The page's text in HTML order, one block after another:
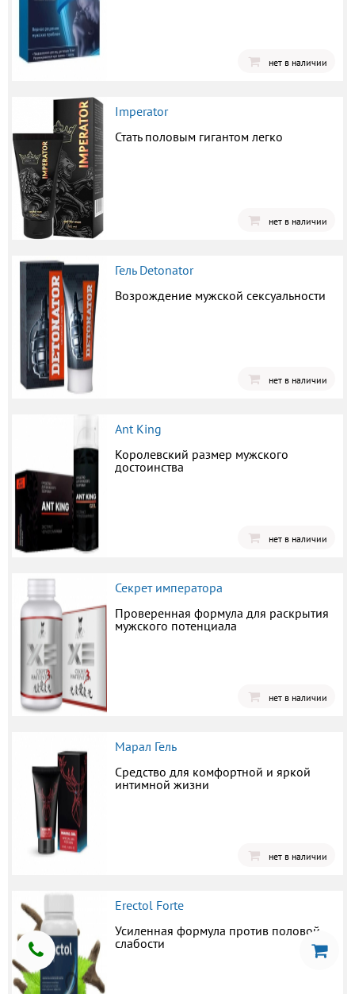
нет в наличии
Imperator
Стать половым гигантом легко
нет в наличии
Гель Detonator
Возрождение мужской сексуальности
нет в наличии
Ant King
Королевский размер мужского
достоинства
нет в наличии
Секрет императора
Проверенная формула для раскрытия
мужского потенциала
нет в наличии
Марал Гель
Средство для комфортной и яркой
интимной жизни
нет в наличии
Erectol Forte
Усиленная формула против половой
слабости